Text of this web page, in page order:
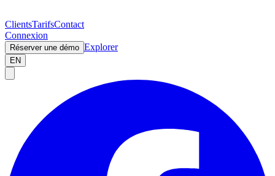
ClientsTarifsContact
Connexion
Réserver une démo Explorer
EN